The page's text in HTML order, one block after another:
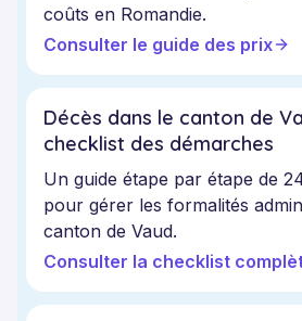
coûts en Romandie.
Consulter le guide des prix
Décès dans le canton de
checklist des démarches
Un guide étape par étape de
pour gérer les formalités
canton de Vaud.
Consulter la checklist